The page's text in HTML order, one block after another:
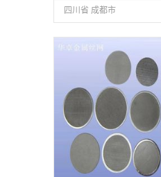
四川省 成都市
会员注册：
第 10 年
经营模式：
生产制造
成立日期：
2014-11-24
供应产品：199 条